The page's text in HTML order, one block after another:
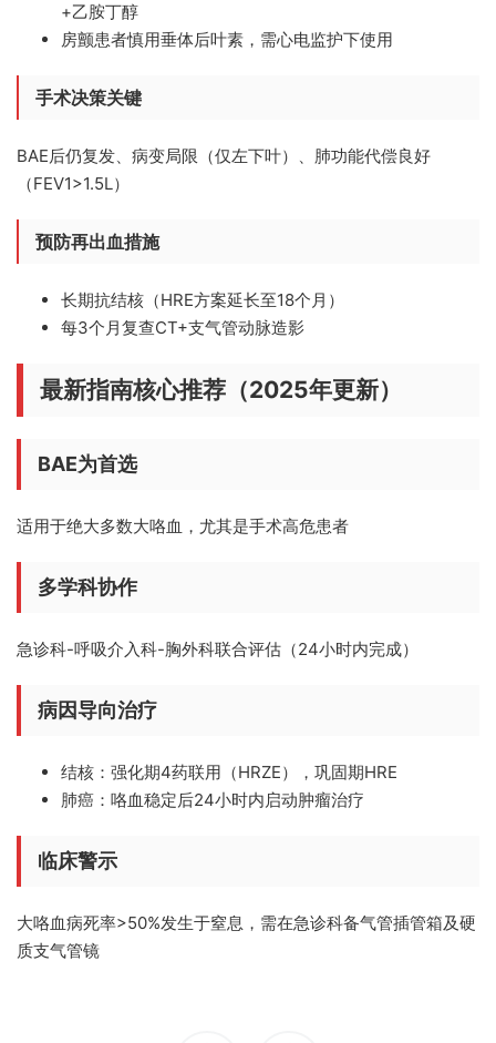
+乙胺丁醇
房颤患者慎用垂体后叶素，需心电监护下使用
手术决策关键
BAE后仍复发、病变局限（仅左下叶）、肺功能代偿良好
（FEV1>1.5L）
预防再出血措施
长期抗结核（HRE方案延长至18个月）
每3个月复查CT+支气管动脉造影
最新指南核心推荐（2025年更新）
BAE为首选
适用于绝大多数大咯血，尤其是手术高危患者
多学科协作
急诊科-呼吸介入科-胸外科联合评估（24小时内完成）
病因导向治疗
结核：强化期4药联用（HRZE），巩固期HRE
肺癌：咯血稳定后24小时内启动肿瘤治疗
临床警示
大咯血病死率>50%发生于窒息，需在急诊科备气管插管箱及硬
质支气管镜